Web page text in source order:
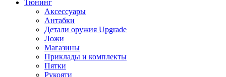
Тюнинг
Аксессуары
Антабки
Детали оружия Upgrade
Ложи
Магазины
Приклады и комплекты
Пятки
Рукояти